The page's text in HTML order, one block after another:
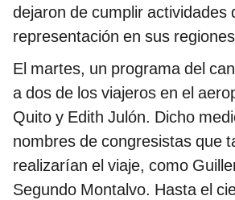
dejaron de cumplir actividades
representación en sus
El martes, un programa del
a dos de los viajeros en el
Quito y Edith Julón. Dicho
nombres de congresistas que
realizarían el viaje, como
Segundo Montalvo. Hasta el